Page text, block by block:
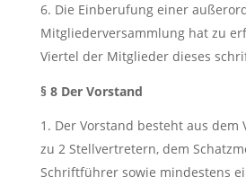
Die Einberufung einer
Mitgliederversammlung hat zu
Viertel der Mitglieder dieses
§ 8 Der Vorstand
Der Vorstand besteht aus dem
zu 2 Stellvertretern, dem
Schriftführer sowie mindestens